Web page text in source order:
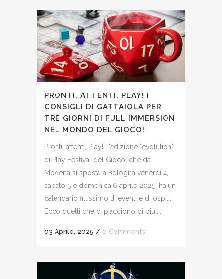
PRONTI, ATTENTI, PLAY! I
CONSIGLI DI GATTAIOLA PER
TRE GIORNI DI FULL IMMERSION
NEL MONDO DEL GIOCO!
Pronti, attenti, Play! L'edizione "evolution"
di Play Festival del Gioco, che da
Modena si sposta a Bologna venerdì 4,
sabato 5 e domenica 6 aprile 2025, ha un
calendario fittissimo di eventi e di ospiti.
Ecco quelli che ci piacciono di più!...
03 Aprile, 2025 / 0 Comments